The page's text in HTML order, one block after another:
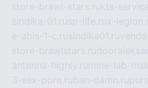
store-brawl-stars.rukts-
sindika-01.rusp-life.rux-
e-abis-1-c.rusindika01.ru
store-brawlstars.ru
antenna-highly.ru mine-lab-
3-sex-porn.ruban-damn.ru